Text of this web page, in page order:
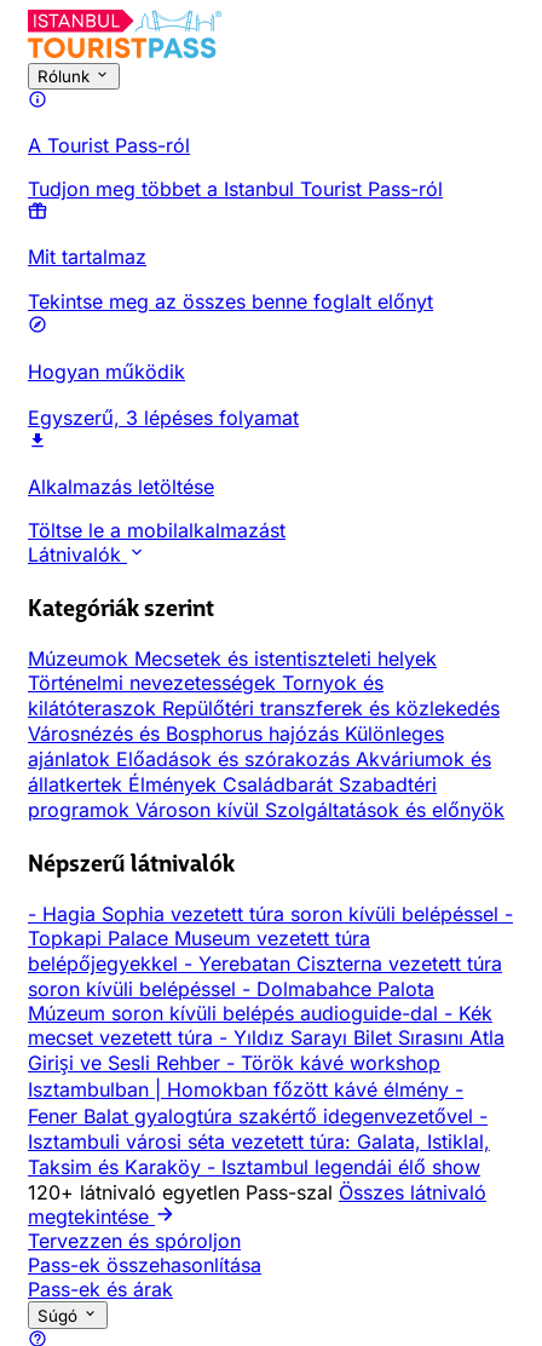
Rólunk
A Tourist Pass-ról
Tudjon meg többet a Istanbul Tourist Pass-ról
Mit tartalmaz
Tekintse meg az összes benne foglalt előnyt
Hogyan működik
Egyszerű, 3 lépéses folyamat
Alkalmazás letöltése
Töltse le a mobilalkalmazást
Látnivalók
Kategóriák szerint
Múzeumok Mecsetek és istentiszteleti helyek
Történelmi nevezetességek Tornyok és
kilátóteraszok Repülőtéri transzferek és közlekedés
Városnézés és Bosphorus hajózás Különleges
ajánlatok Előadások és szórakozás Akváriumok és
állatkertek Élmények Családbarát Szabadtéri
programok Városon kívül Szolgáltatások és előnyök
Népszerű látnivalók
- Hagia Sophia vezetett túra soron kívüli belépéssel -
Topkapi Palace Museum vezetett túra
belépőjegyekkel - Yerebatan Ciszterna vezetett túra
soron kívüli belépéssel - Dolmabahce Palota
Múzeum soron kívüli belépés audioguide-dal - Kék
mecset vezetett túra - Yıldız Sarayı Bilet Sırasını Atla
Girişi ve Sesli Rehber - Török kávé workshop
Isztambulban | Homokban főzött kávé élmény -
Fener Balat gyalogtúra szakértő idegenvezetővel -
Isztambuli városi séta vezetett túra: Galata, Istiklal,
Taksim és Karaköy - Isztambul legendái élő show
120+ látnivaló egyetlen Pass-szal Összes látnivaló
megtekintése
Tervezzen és spóroljon
Pass-ek összehasonlítása
Pass-ek és árak
Súgó